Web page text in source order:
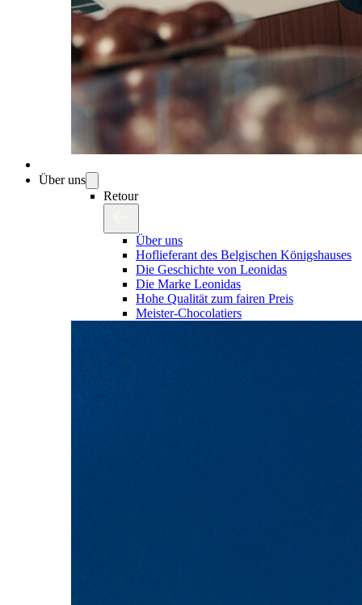
Über uns
Retour
Über uns
Hoflieferant des Belgischen Königshauses
Die Geschichte von Leonidas
Die Marke Leonidas
Hohe Qualität zum fairen Preis
Meister-Chocolatiers